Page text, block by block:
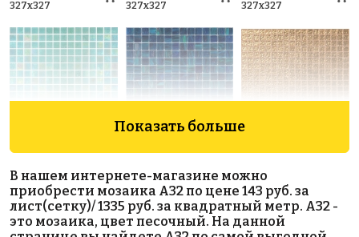
327x327 327x327 327x327
2133 руб./м²
Rose WN 62
327x327
5454 руб./м²
Rose GA
157(2)
327x327
3883 руб./м²
Golden Effect
JN03-20
327x327
Показать больше
В нашем интернете-магазине можно
приобрести мозаика A32 по цене 143 руб. за
лист(сетку)/ 1335 руб. за квадратный метр. A32 -
это мозаика, цвет песочный. На данной